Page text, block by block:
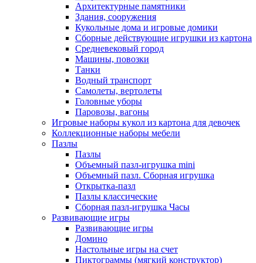
Архитектурные памятники
Здания, сооружения
Кукольные дома и игровые домики
Сборные действующие игрушки из картона
Средневековый город
Машины, повозки
Танки
Водный транспорт
Самолеты, вертолеты
Головные уборы
Паровозы, вагоны
Игровые наборы кукол из картона для девочек
Коллекционные наборы мебели
Пазлы
Пазлы
Объемный пазл-игрушка mini
Объемный пазл. Сборная игрушка
Открытка-пазл
Пазлы классические
Сборная пазл-игрушка Часы
Развивающие игры
Развивающие игры
Домино
Настольные игры на счет
Пиктограммы (мягкий конструктор)